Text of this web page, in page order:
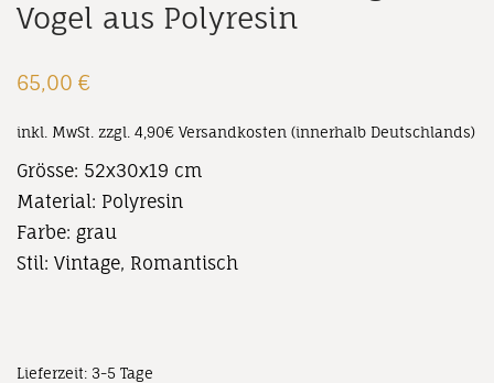
Vogel aus Polyresin
65,00 €
inkl. MwSt. zzgl. 4,90€ Versandkosten (innerhalb Deutschlands)
Grösse: 52x30x19 cm
Material: Polyresin
Farbe: grau
Stil: Vintage, Romantisch
Lieferzeit: 3-5 Tage